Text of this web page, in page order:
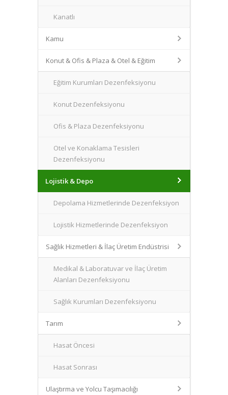
Kanatlı
Kamu
Konut & Ofis & Plaza & Otel & Eğitim
Eğitim Kurumları Dezenfeksiyonu
Konut Dezenfeksiyonu
Ofis & Plaza Dezenfeksiyonu
Otel ve Konaklama Tesisleri
Dezenfeksiyonu
Lojistik & Depo
Depolama Hizmetlerinde Dezenfeksiyon
Lojistik Hizmetlerinde Dezenfeksiyon
Sağlık Hizmetleri & İlaç Üretim Endüstrisi
Medikal & Laboratuvar ve İlaç Üretim
Alanları Dezenfeksiyonu
Sağlık Kurumları Dezenfeksiyonu
Tarım
Hasat Öncesi
Hasat Sonrası
Ulaştırma ve Yolcu Taşımacılığı